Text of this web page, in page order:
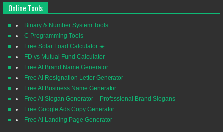
Online Tools
Binary & Number System Tools
C Programming Tools
Free Solar Load Calculator ☀️
FD vs Mutual Fund Calculator
Free AI Brand Name Generator
Free AI Resignation Letter Generator
Free AI Business Name Generator
Free AI Slogan Generator – Professional Brand Slogans
Free Google Ads Copy Generator
Free AI Landing Page Generator